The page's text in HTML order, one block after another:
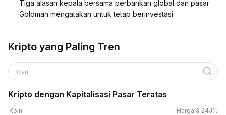
Tiga alasan kepala bersama perbankan global dan pasar
Goldman mengatakan untuk tetap berinvestasi
Kripto yang Paling Tren
Cari
Kripto dengan Kapitalisasi Pasar Teratas
Koin Harga & 24J%